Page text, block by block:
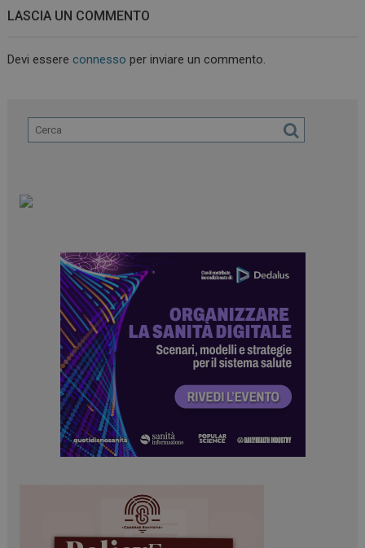
LASCIA UN COMMENTO
Devi essereconnesso per inviare un commento.